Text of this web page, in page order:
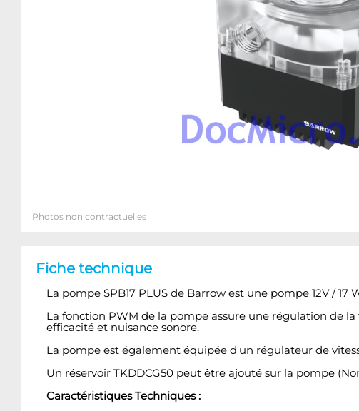
Photos non contractuelles
Fiche technique
La pompe SPB17 PLUS de Barrow est une pompe 12V /
La fonction PWM de la pompe assure une régulation de
efficacité et nuisance sonore.
La pompe est également équipée d'un régulateur de
Un réservoir TKDDCG50 peut être ajouté sur la pompe
Caractéristiques Techniques :